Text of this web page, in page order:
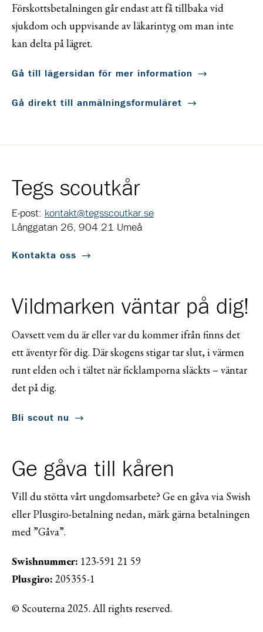
Förskottsbetalningen går endast att få tillbaka vid
sjukdom och uppvisande av läkarintyg om man inte
kan delta på lägret.
Gå till lägersidan för mer information
Gå direkt till anmälningsformuläret
Tegs scoutkår
E-post: kontakt@tegsscoutkar.se
Långgatan 26, 904 21 Umeå
Kontakta oss
Vildmarken väntar på dig!
Oavsett vem du är eller var du kommer ifrån finns det
ett äventyr för dig. Där skogens stigar tar slut, i värmen
runt elden och i tältet när ficklamporna släckts – väntar
det på dig.
Bli scout nu
Ge gåva till kåren
Vill du stötta vårt ungdomsarbete? Ge en gåva via Swish
eller Plusgiro-betalning nedan, märk gärna betalningen
med ”Gåva”.
Swishnummer: 123-591 21 59
Plusgiro: 205355-1
© Scouterna 2025. All rights reserved.